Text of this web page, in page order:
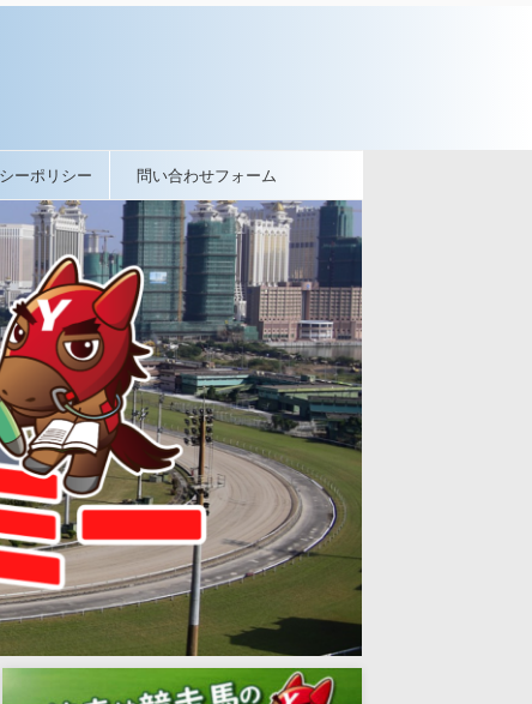
ーポリシー 問い合わせフォーム